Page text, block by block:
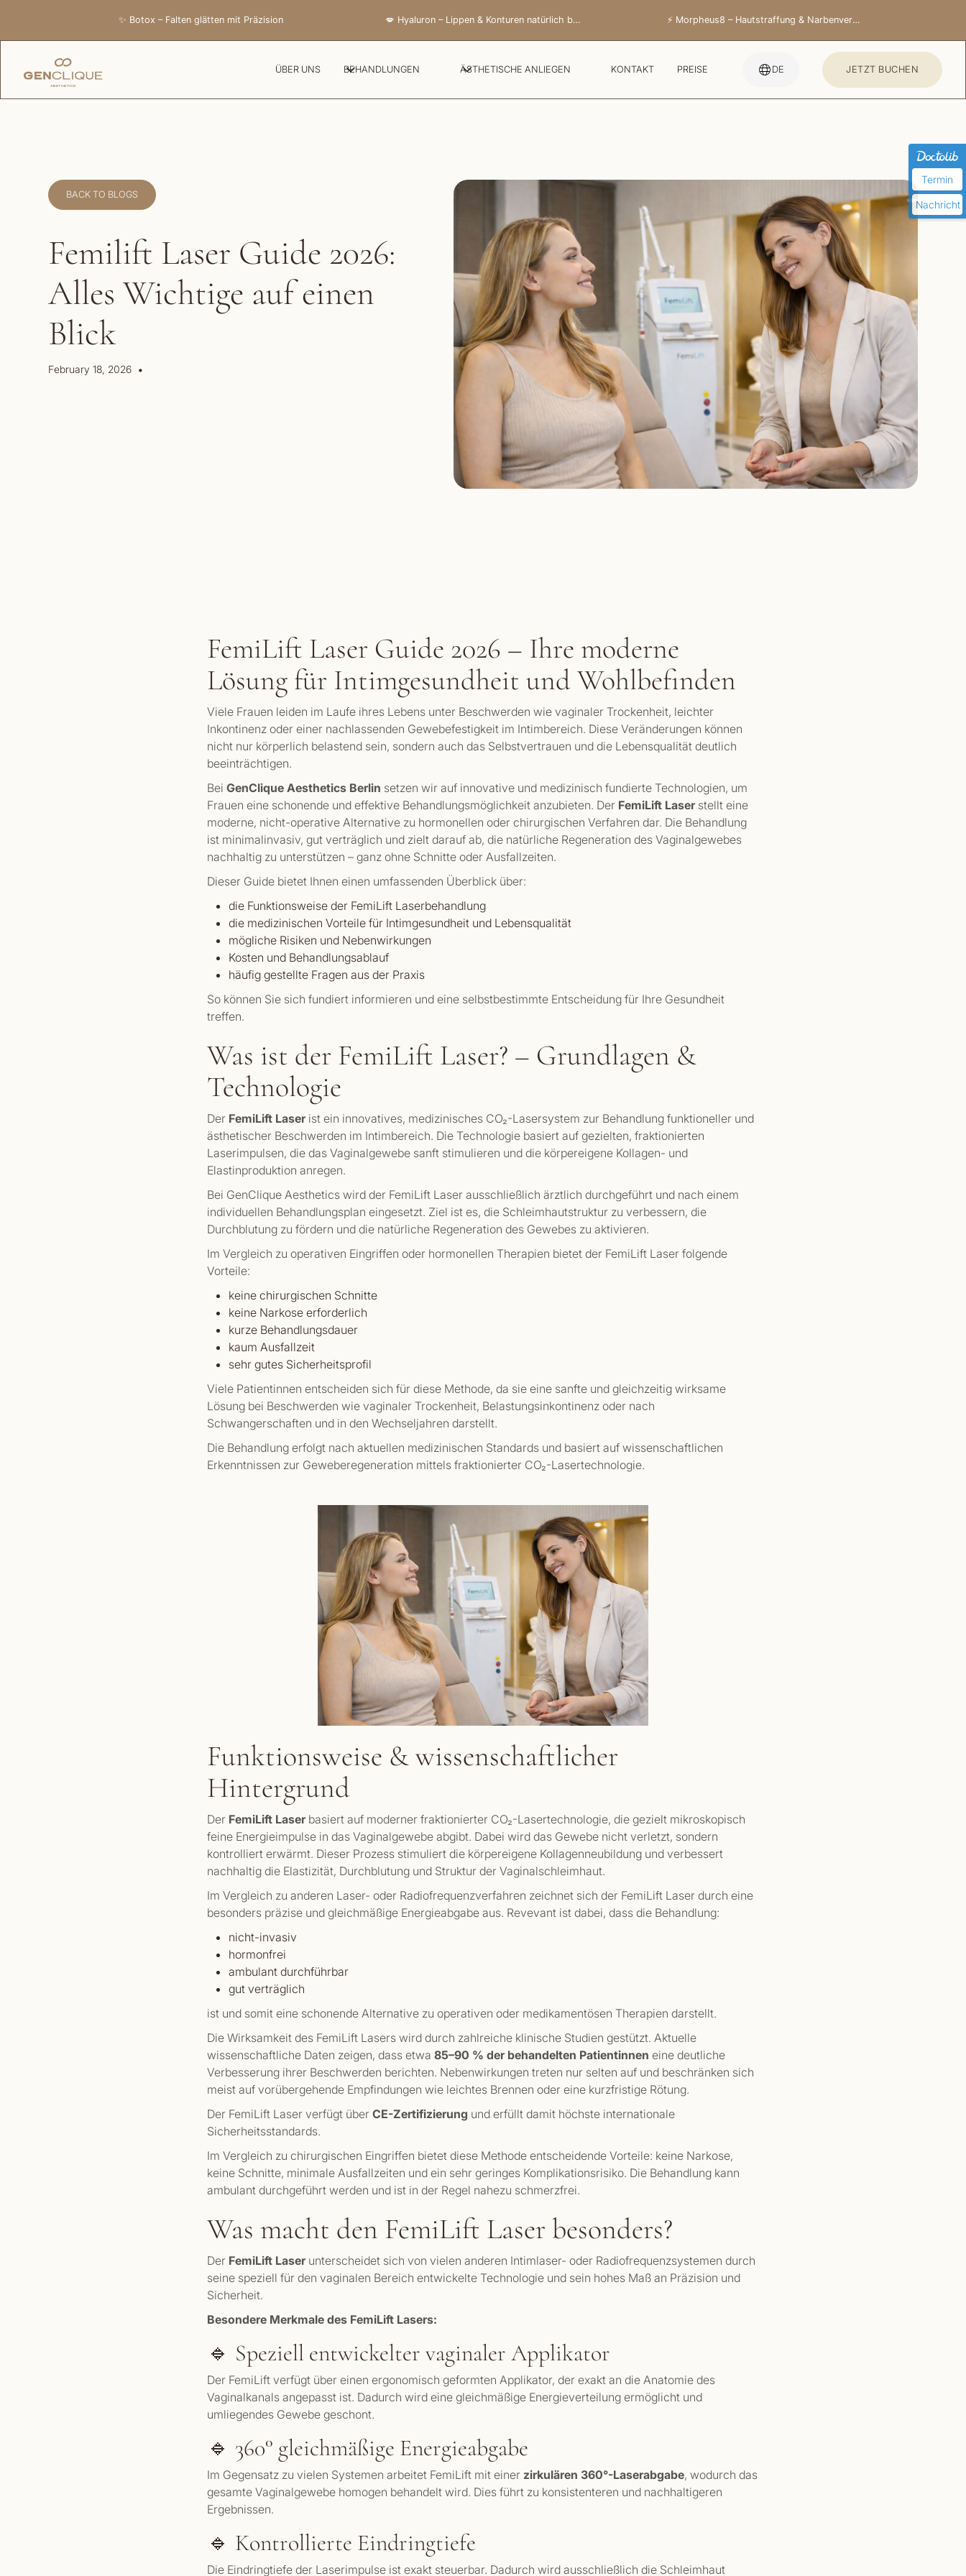
✨ Botox – Falten glätten mit Präzision 💋 Hyaluron – Lippen & Konturen natürlich betont ⚡ Morpheus8 – Hautstraffung & Narben­verbesserung
Termin
Nachricht
ÜBER UNS BEHANDLUNGEN ÄSTHETISCHE ANLIEGEN KONTAKT PREISE DE JETZT BUCHEN
BACK TO BLOGS
Femilift Laser Guide 2026:
Alles Wichtige auf einen
Blick
February 18, 2026 •
FemiLift Laser Guide 2026 – Ihre moderne
Lösung für Intimgesundheit und Wohlbefinden
Viele Frauen leiden im Laufe ihres Lebens unter Beschwerden wie vaginaler Trockenheit, leichter
Inkontinenz oder einer nachlassenden Gewebefestigkeit im Intimbereich. Diese Veränderungen können
nicht nur körperlich belastend sein, sondern auch das Selbstvertrauen und die Lebensqualität deutlich
beeinträchtigen.
Bei GenClique Aesthetics Berlin setzen wir auf innovative und medizinisch fundierte Technologien, um
Frauen eine schonende und effektive Behandlungsmöglichkeit anzubieten. Der FemiLift Laser stellt eine
moderne, nicht-operative Alternative zu hormonellen oder chirurgischen Verfahren dar. Die Behandlung
ist minimalinvasiv, gut verträglich und zielt darauf ab, die natürliche Regeneration des Vaginalgewebes
nachhaltig zu unterstützen – ganz ohne Schnitte oder Ausfallzeiten.
Dieser Guide bietet Ihnen einen umfassenden Überblick über:
die Funktionsweise der FemiLift Laserbehandlung
die medizinischen Vorteile für Intimgesundheit und Lebensqualität
mögliche Risiken und Nebenwirkungen
Kosten und Behandlungsablauf
häufig gestellte Fragen aus der Praxis
So können Sie sich fundiert informieren und eine selbstbestimmte Entscheidung für Ihre Gesundheit
treffen.
Was ist der FemiLift Laser? – Grundlagen &
Technologie
Der FemiLift Laser ist ein innovatives, medizinisches CO₂-Lasersystem zur Behandlung funktioneller und
ästhetischer Beschwerden im Intimbereich. Die Technologie basiert auf gezielten, fraktionierten
Laserimpulsen, die das Vaginalgewebe sanft stimulieren und die körpereigene Kollagen- und
Elastinproduktion anregen.
Bei GenClique Aesthetics wird der FemiLift Laser ausschließlich ärztlich durchgeführt und nach einem
individuellen Behandlungsplan eingesetzt. Ziel ist es, die Schleimhautstruktur zu verbessern, die
Durchblutung zu fördern und die natürliche Regeneration des Gewebes zu aktivieren.
Im Vergleich zu operativen Eingriffen oder hormonellen Therapien bietet der FemiLift Laser folgende
Vorteile:
keine chirurgischen Schnitte
keine Narkose erforderlich
kurze Behandlungsdauer
kaum Ausfallzeit
sehr gutes Sicherheitsprofil
Viele Patientinnen entscheiden sich für diese Methode, da sie eine sanfte und gleichzeitig wirksame
Lösung bei Beschwerden wie vaginaler Trockenheit, Belastungsinkontinenz oder nach
Schwangerschaften und in den Wechseljahren darstellt.
Die Behandlung erfolgt nach aktuellen medizinischen Standards und basiert auf wissenschaftlichen
Erkenntnissen zur Geweberegeneration mittels fraktionierter CO₂-Lasertechnologie.
Funktionsweise & wissenschaftlicher
Hintergrund
Der FemiLift Laser basiert auf moderner fraktionierter CO₂-Lasertechnologie, die gezielt mikroskopisch
feine Energieimpulse in das Vaginalgewebe abgibt. Dabei wird das Gewebe nicht verletzt, sondern
kontrolliert erwärmt. Dieser Prozess stimuliert die körpereigene Kollagenneubildung und verbessert
nachhaltig die Elastizität, Durchblutung und Struktur der Vaginalschleimhaut.
Im Vergleich zu anderen Laser- oder Radiofrequenzverfahren zeichnet sich der FemiLift Laser durch eine
besonders präzise und gleichmäßige Energieabgabe aus. Revevant ist dabei, dass die Behandlung:
nicht-invasiv
hormonfrei
ambulant durchführbar
gut verträglich
ist und somit eine schonende Alternative zu operativen oder medikamentösen Therapien darstellt.
Die Wirksamkeit des FemiLift Lasers wird durch zahlreiche klinische Studien gestützt. Aktuelle
wissenschaftliche Daten zeigen, dass etwa 85–90 % der behandelten Patientinnen eine deutliche
Verbesserung ihrer Beschwerden berichten. Nebenwirkungen treten nur selten auf und beschränken sich
meist auf vorübergehende Empfindungen wie leichtes Brennen oder eine kurzfristige Rötung.
Der FemiLift Laser verfügt über CE-Zertifizierung und erfüllt damit höchste internationale
Sicherheitsstandards.
Im Vergleich zu chirurgischen Eingriffen bietet diese Methode entscheidende Vorteile: keine Narkose,
keine Schnitte, minimale Ausfallzeiten und ein sehr geringes Komplikationsrisiko. Die Behandlung kann
ambulant durchgeführt werden und ist in der Regel nahezu schmerzfrei.
Was macht den FemiLift Laser besonders?
Der FemiLift Laser unterscheidet sich von vielen anderen Intimlaser- oder Radiofrequenzsystemen durch
seine speziell für den vaginalen Bereich entwickelte Technologie und sein hohes Maß an Präzision und
Sicherheit.
Besondere Merkmale des FemiLift Lasers:
🔹 Speziell entwickelter vaginaler Applikator
Der FemiLift verfügt über einen ergonomisch geformten Applikator, der exakt an die Anatomie des
Vaginalkanals angepasst ist. Dadurch wird eine gleichmäßige Energieverteilung ermöglicht und
umliegendes Gewebe geschont.
🔹 360° gleichmäßige Energieabgabe
Im Gegensatz zu vielen Systemen arbeitet FemiLift mit einer zirkulären 360°-Laserabgabe, wodurch das
gesamte Vaginalgewebe homogen behandelt wird. Dies führt zu konsistenteren und nachhaltigeren
Ergebnissen.
🔹 Kontrollierte Eindringtiefe
Die Eindringtiefe der Laserimpulse ist exakt steuerbar. Dadurch wird ausschließlich die Schleimhaut